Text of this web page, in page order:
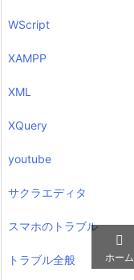
WScript
XAMPP
XML
XQuery
youtube
サクラエディタ
スマホのトラブル
トラブル全般

ホーム